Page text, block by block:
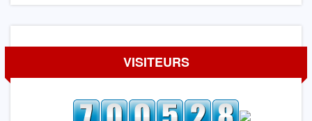
VISITEURS